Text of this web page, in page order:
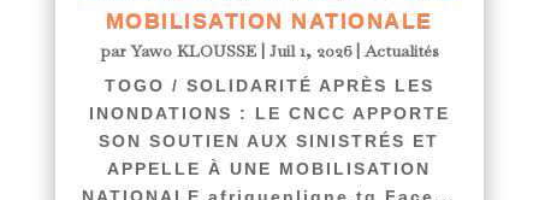
MOBILISATION NATIONALE
parYawo KLOUSSE| Juil 1, 2026| Actualités
TOGO / SOLIDARITÉ APRÈS LES
INONDATIONS : LE CNCC APPORTE
SON SOUTIEN AUX SINISTRÉS ET
APPELLE À UNE MOBILISATION
NATIONALE afriquenligne.tg Face...